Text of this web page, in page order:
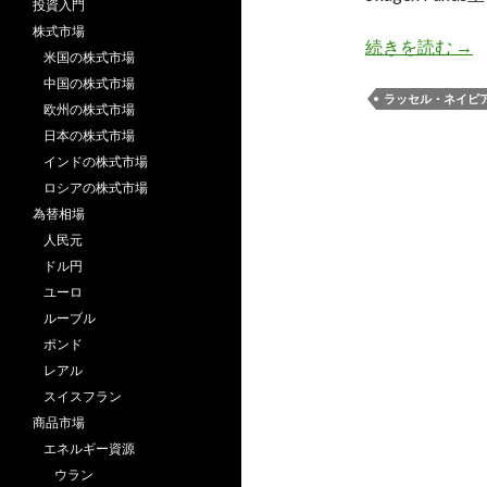
続きを読む ネ
→
ラッセル・ネイピ
投資入門
株式市場
米国の株式市場
中国の株式市場
欧州の株式市場
日本の株式市場
インドの株式市場
ロシアの株式市場
為替相場
人民元
ドル円
ユーロ
ルーブル
ポンド
レアル
スイスフラン
商品市場
エネルギー資源
ウラン